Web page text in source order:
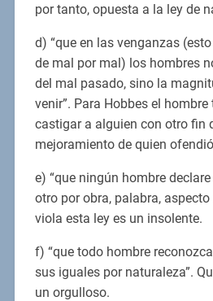
por tanto, opuesta a la ley de
d) “que en las venganzas
de mal por mal) los hombres
del mal pasado, sino la
venir”. Para Hobbes el
castigar a alguien con otro fin
mejoramiento de quien
e) “que ningún hombre
otro por obra, palabra, aspecto
viola esta ley es un insolente.
f) “que todo hombre
sus iguales por naturaleza”.
un orgulloso.